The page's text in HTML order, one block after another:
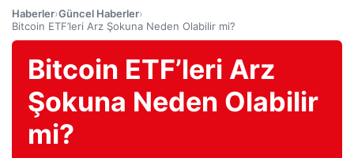
Haberler›Güncel Haberler›
Bitcoin ETF’leri Arz Şokuna Neden Olabilir mi?
Bitcoin ETF’leri Arz
Şokuna Neden Olabilir
mi?